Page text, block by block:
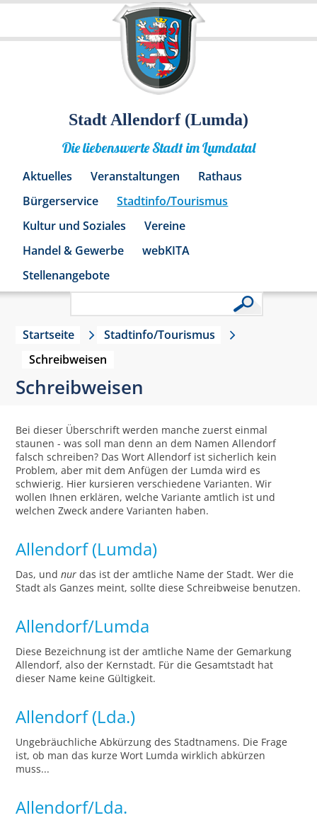
Stadt Allendorf (Lumda)
Die liebenswerte Stadt im Lumdatal
Aktuelles Veranstaltungen
Rathaus
Bürgerservice
Stadtinfo/Tourismus
Kultur und Soziales
Vereine
Handel & Gewerbe
webKITA
Stellenangebote
Startseite
Stadtinfo/Tourismus
Schreibweisen
Schreibweisen
Bei dieser Überschrift werden manche zuerst einmal
staunen - was soll man denn an dem Namen Allendorf
falsch schreiben? Das Wort Allendorf ist sicherlich kein
Problem, aber mit dem Anfügen der Lumda wird es
schwierig. Hier kursieren verschiedene Varianten. Wir
wollen Ihnen erklären, welche Variante amtlich ist und
welchen Zweck andere Varianten haben.
Allendorf (Lumda)
Das, undnur das ist der amtliche Name der Stadt. Wer die
Stadt als Ganzes meint, sollte diese Schreibweise benutzen.
Allendorf/Lumda
Diese Bezeichnung ist der amtliche Name der Gemarkung
Allendorf, also der Kernstadt. Für die Gesamtstadt hat
dieser Name keine Gültigkeit.
Allendorf (Lda.)
Ungebräuchliche Abkürzung des Stadtnamens. Die Frage
ist, ob man das kurze Wort Lumda wirklich abkürzen
muss...
Allendorf/Lda.